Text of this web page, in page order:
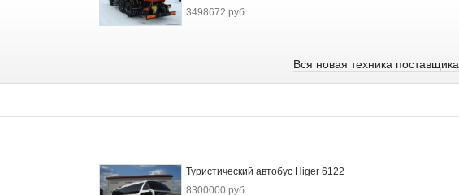
3498672 руб.
Вся новая техника поставщика
Туристический автобус Higer 6122
8300000 руб.